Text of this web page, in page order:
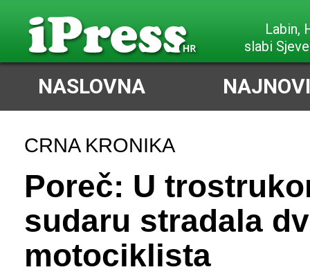
Labin,
slabi
NASLOVNA
CRNA KRONIKA
Poreč: U
sudaru stradala
motociklista